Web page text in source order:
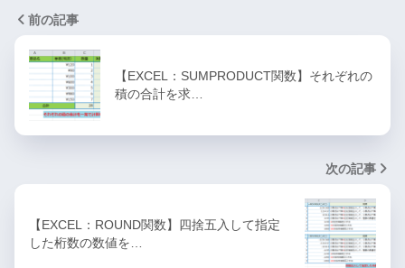
前の記事
【EXCEL：SUMPRODUCT関数】それぞれの
積の合計を求…
次の記事
【EXCEL：ROUND関数】四捨五入して指定
した桁数の数値を…